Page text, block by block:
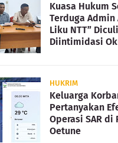
Kuasa Hukum
Terduga Admin
Liku NTT”
Diintimidasi
HUKRIM
Keluarga
Pertanyakan
Operasi SAR di
Oetune